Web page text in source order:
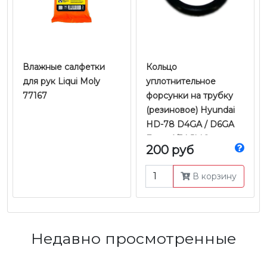
Влажные салфетки
для рук Liqui Moly
77167
Кольцо
уплотнительное
форсунки на трубку
(резиновое) Hyundai
HD-78 D4GA / D6GA
Евро-4/5 | JMC
200 руб
В корзину
Недавно просмотренные